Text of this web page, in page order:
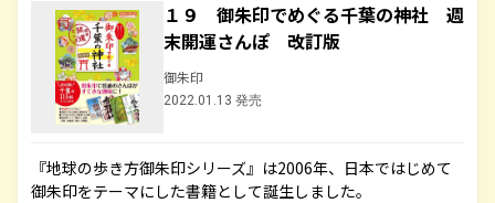
１９ 御朱印でめぐる千葉の神社 週
末開運さんぽ 改訂版
御朱印
2022.01.13 発売
『地球の歩き方御朱印シリーズ』は2006年、日本ではじめて
御朱印をテーマにした書籍として誕生しました。